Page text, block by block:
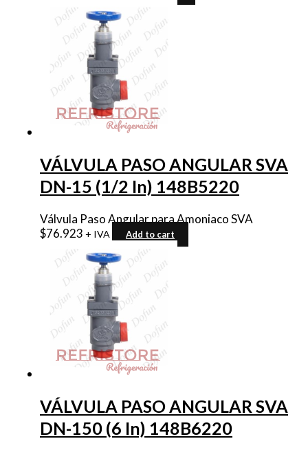
VÁLVULA PASO ANGULAR SVA
DN-15 (1/2 In) 148B5220
Válvula Paso Angular para Amoniaco SVA
$76.923 + IVA Add to cart
VÁLVULA PASO ANGULAR SVA
DN-150 (6 In) 148B6220